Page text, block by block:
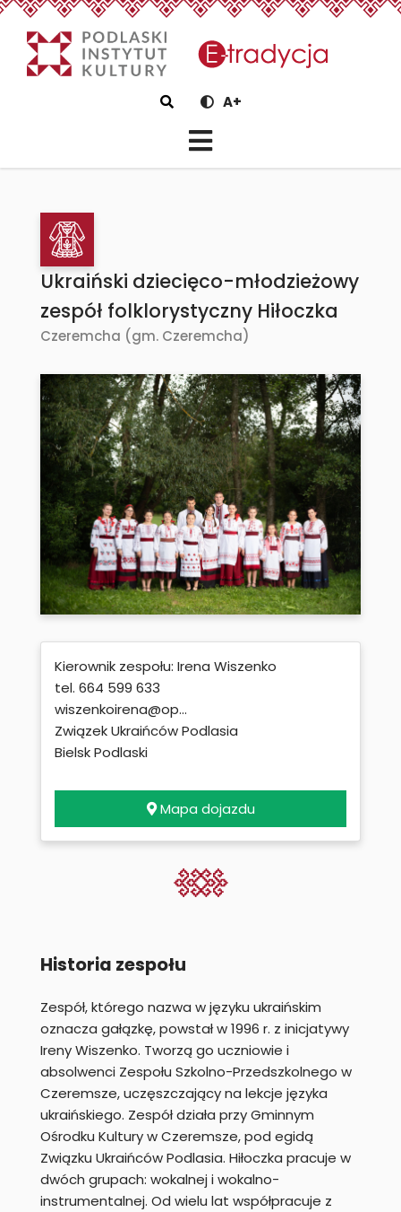
eTradycjaUkraiński
Szukaj A+
Ukraiński dziecięco-młodzieżowy
zespół folklorystyczny Hiłoczka
Czeremcha (gm. Czeremcha)
Kierownik zespołu: Irena Wiszenko
tel. 664 599 633
wiszenkoirena@op...
Związek Ukraińców Podlasia
Bielsk Podlaski
Mapa dojazdu
Historia zespołu
Zespół, którego nazwa w języku ukraińskim
oznacza gałązkę, powstał w 1996 r. z inicjatywy
Ireny Wiszenko. Tworzą go uczniowie i
absolwenci Zespołu Szkolno-Przedszkolnego w
Czeremsze, uczęszczający na lekcje języka
ukraińskiego. Zespół działa przy Gminnym
Ośrodku Kultury w Czeremsze, pod egidą
Związku Ukraińców Podlasia. Hiłoczka pracuje w
dwóch grupach: wokalnej i wokalno-
instrumentalnej. Od wielu lat współpracuje z